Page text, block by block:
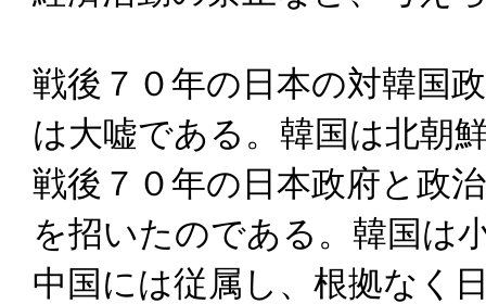
戦後７０年の日本の対韓国
は大嘘である。韓国は北朝
戦後７０年の日本政府と政
を招いたのである。韓国は
中国には従属し、根拠なく